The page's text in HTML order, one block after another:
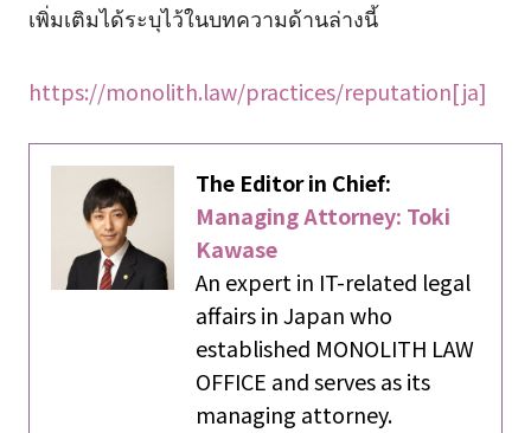
เพิ่มเติมได้ระบุไว้ในบทความด้านล่างนี้
https://monolith.law/practices/reputation[ja]
The Editor in Chief:
Managing Attorney: Toki
Kawase
An expert in IT-related legal
affairs in Japan who
established MONOLITH LAW
OFFICE and serves as its
managing attorney.